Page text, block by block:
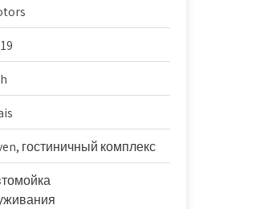
гостиничный комплекс